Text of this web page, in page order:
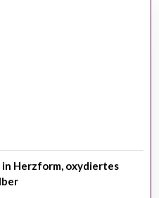
in Herzform, oxydiertes